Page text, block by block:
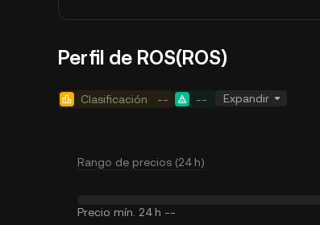
Perfil de ROS(ROS)
Clasificación -- -- Expandir
Rango de precios (24 h)
Precio mín. 24 h --